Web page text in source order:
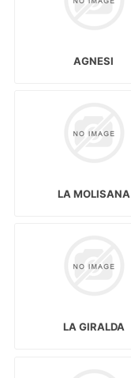
AGNESI
LA MOLISANA
LA GIRALDA